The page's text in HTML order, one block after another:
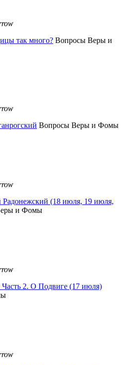
так много? Вопросы Веры и
Вопросы Веры и Фомы
(18 июля, 19 июля,
и Фомы
Часть 2. О Подвиге (17 июля)